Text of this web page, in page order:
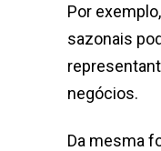
Por
sazonais
negócios.
Da mesma